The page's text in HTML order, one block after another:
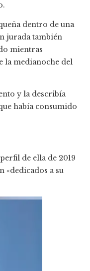
dentro de una
jurada también
mientras
la medianoche del
y la describía
había consumido
de ella de 2019
«dedicados a su